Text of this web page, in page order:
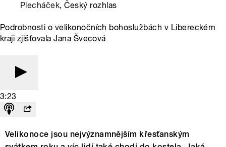
Plecháček, Český rozhlas
Podrobnosti o velikonočních bohoslužbách v Libereckém
kraji zjišťovala Jana Švecová
3:23
Velikonoce jsou nejvýznamnějším křesťanským